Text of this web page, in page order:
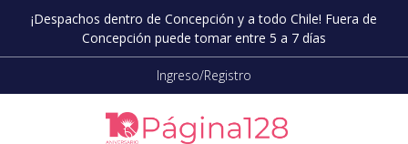
¡Despachos dentro de Concepción y a todo Chile! Fuera de
Concepción puede tomar entre 5 a 7 días
Ingreso/Registro